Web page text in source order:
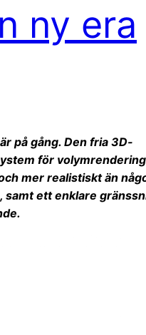
ny era
på gång. Den fria 3D-
för
mer realistiskt än
samt ett enklare